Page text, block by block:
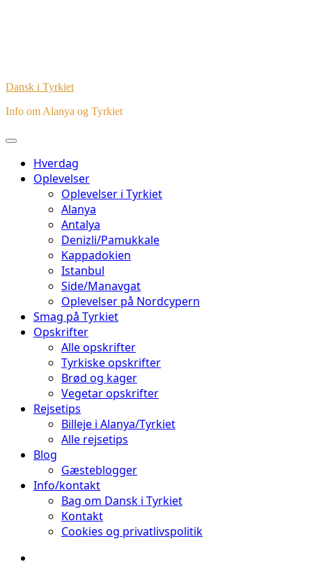
Dansk i Tyrkiet
Info om Alanya og Tyrkiet
Hverdag
Oplevelser
Oplevelser i Tyrkiet
Alanya
Antalya
Denizli/Pamukkale
Kappadokien
Istanbul
Side/Manavgat
Oplevelser på Nordcypern
Smag på Tyrkiet
Opskrifter
Alle opskrifter
Tyrkiske opskrifter
Brød og kager
Vegetar opskrifter
Rejsetips
Billeje i Alanya/Tyrkiet
Alle rejsetips
Blog
Gæsteblogger
Info/kontakt
Bag om Dansk i Tyrkiet
Kontakt
Cookies og privatlivspolitik